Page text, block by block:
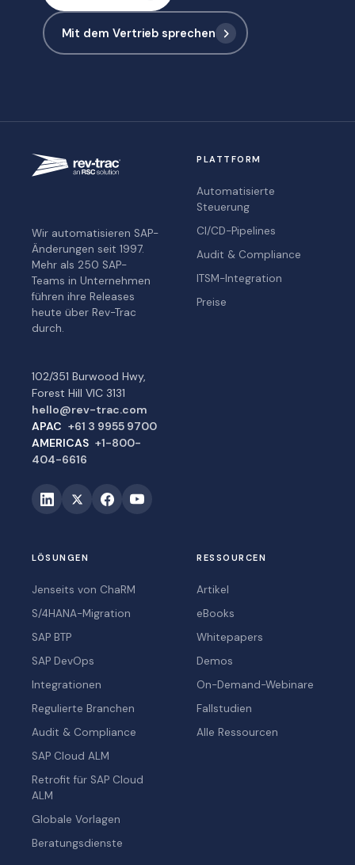
Mit dem Vertrieb sprechen
Wir automatisieren SAP-
Änderungen seit 1997.
Mehr als 250 SAP-
Teams in Unternehmen
führen ihre Releases
heute über Rev-Trac
durch.
102/351 Burwood Hwy,
Forest Hill VIC 3131
hello@rev-trac.com
APAC +61 3 9955 9700
AMERICAS +1-800-
404-6616
PLATTFORM
Automatisierte
Steuerung
CI/CD-Pipelines
Audit & Compliance
ITSM-Integration
Preise
LÖSUNGEN
Jenseits von ChaRM
S/4HANA-Migration
SAP BTP
SAP DevOps
Integrationen
Regulierte Branchen
Audit & Compliance
SAP Cloud ALM
Retrofit für SAP Cloud
ALM
Globale Vorlagen
Beratungsdienste
RESSOURCEN
Artikel
eBooks
Whitepapers
Demos
On-Demand-Webinare
Fallstudien
Alle Ressourcen